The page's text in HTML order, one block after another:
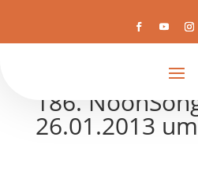
186.
26.01.2013